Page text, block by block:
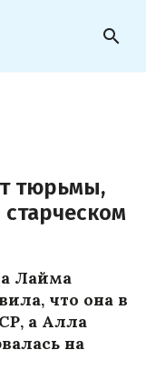
search
тюрьмы,
Лайма
что она в
а Алла
на